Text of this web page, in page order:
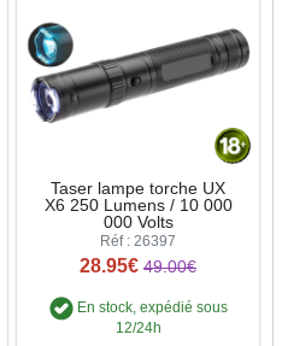
Taser lampe torche UX
X6 250 Lumens / 10 000
000 Volts
Réf : 26397
28.95€ 49.00€
En stock, expédié sous
12/24h